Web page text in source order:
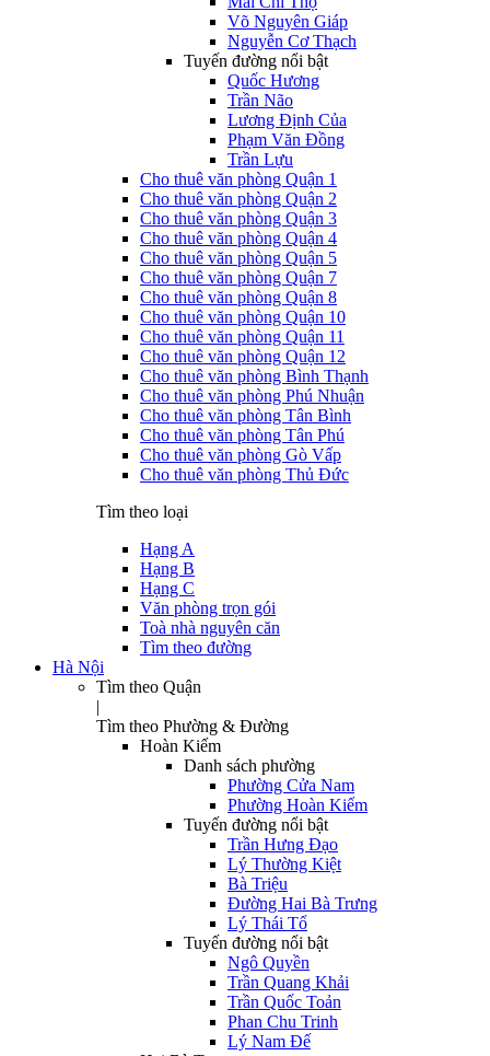
Võ Nguyên Giáp
Nguyễn Cơ Thạch
Tuyến đường nổi bật
Quốc Hương
Trần Não
Lương Định Của
Phạm Văn Đồng
Trần Lựu
Cho thuê văn phòng Quận 1
Cho thuê văn phòng Quận 2
Cho thuê văn phòng Quận 3
Cho thuê văn phòng Quận 4
Cho thuê văn phòng Quận 5
Cho thuê văn phòng Quận 7
Cho thuê văn phòng Quận 8
Cho thuê văn phòng Quận 10
Cho thuê văn phòng Quận 11
Cho thuê văn phòng Quận 12
Cho thuê văn phòng Bình Thạnh
Cho thuê văn phòng Phú Nhuận
Cho thuê văn phòng Tân Bình
Cho thuê văn phòng Tân Phú
Cho thuê văn phòng Gò Vấp
Cho thuê văn phòng Thủ Đức
Tìm theo loại
Hạng A
Hạng B
Hạng C
Văn phòng trọn gói
Toà nhà nguyên căn
Tìm theo đường
Hà Nội
Tìm theo Quận
|
Tìm theo Phường & Đường
Hoàn Kiếm
Danh sách phường
Phường Cửa Nam
Phường Hoàn Kiếm
Tuyến đường nổi bật
Trần Hưng Đạo
Lý Thường Kiệt
Bà Triệu
Đường Hai Bà Trưng
Lý Thái Tổ
Tuyến đường nổi bật
Ngô Quyền
Trần Quang Khải
Trần Quốc Toản
Phan Chu Trinh
Lý Nam Đế